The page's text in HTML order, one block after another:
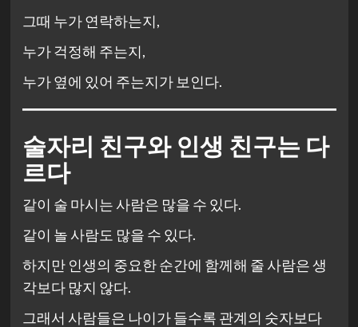
그때 누가 연락하는지,
누가 걱정해 주는지,
누가 옆에 있어 주는지가 보인다.
술자리 친구와 인생 친구는 다
르다
같이 술 마시는 사람은 많을 수 있다.
같이 놀 사람도 많을 수 있다.
하지만 인생의 중요한 순간에 함께해 줄 사람은 생
각보다 많지 않다.
그래서 사람들은 나이가 들수록 관계의 숫자보다